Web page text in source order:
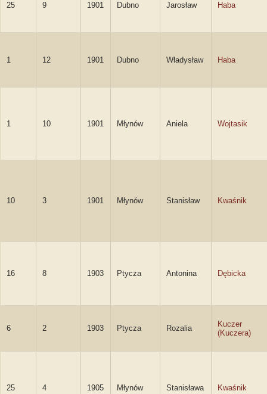
25 9 1901 Dubno Jarosław Haba
1 12 1901 Dubno Władysław Haba
1 10 1901 Młynów Aniela Wojtasik
10 3 1901 Młynów Stanisław Kwaśnik
16 8 1903 Ptycza Antonina Dębicka
6 2 1903 Ptycza Rozalia
Kuczer
(Kuczera)
25 4 1905 Młynów Stanisława Kwaśnik